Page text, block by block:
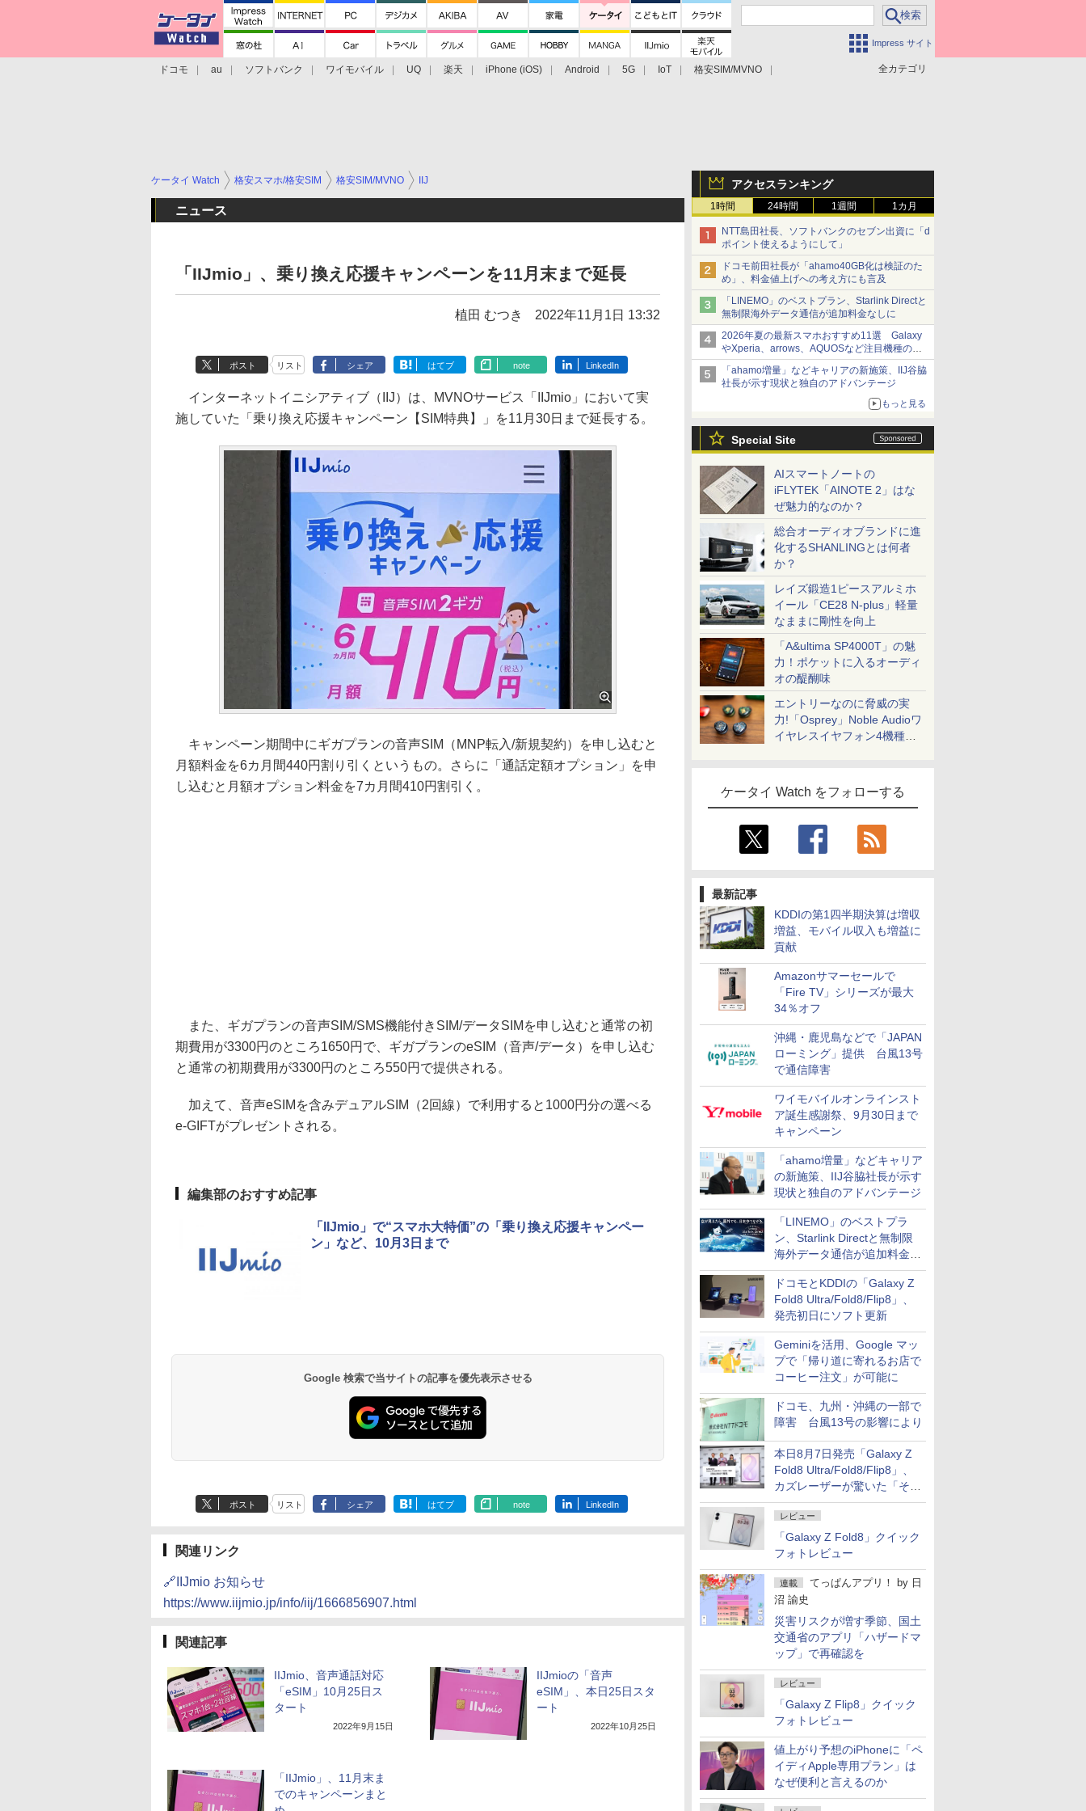
Impress サイト
全カテゴリ
ドコモ au ソフトバンク ワイモバイル UQ 楽天 iPhone (iOS) Android 5G IoT
格安SIM/MVNO
アクセスランキング
1時間 24時間 1週間 1カ月
NTT島田社長、ソフトバンクのセブン出資に「d
ポイント使えるようにして」
ドコモ前田社長が「ahamo40GB化は検証のた
め」、料金値上げへの考え方にも言及
「LINEMO」のベストプラン、Starlink Directと
無制限海外データ通信が追加料金なしに
2026年夏の最新スマホおすすめ11選 Galaxy
やXperia、arrows、AQUOSなど注目機種の特
徴は
「ahamo増量」などキャリアの新施策、IIJ谷脇
社長が示す現状と独自のアドバンテージ
もっと見る
Special Site
AIスマートノートの
iFLYTEK「AINOTE 2」はな
ぜ魅力的なのか？
総合オーディオブランドに進
化するSHANLINGとは何者
か？
レイズ鍛造1ピースアルミホ
イール「CE28 N-plus」軽量
なままに剛性を向上
「A&ultima SP4000T」の魅
力！ポケットに入るオーディ
オの醍醐味
エントリーなのに脅威の実
力!「Osprey」Noble Audioワ
イヤレスイヤフォン4機種を
ケータイ Watch をフォローする
最新記事
KDDIの第1四半期決算は増収
増益、モバイル収入も増益に
貢献
Amazonサマーセールで
「Fire TV」シリーズが最大
34％オフ
沖縄・鹿児島などで「JAPAN
ローミング」提供 台風13号
で通信障害
ワイモバイルオンラインスト
ア誕生感謝祭、9月30日まで
キャンペーン
「ahamo増量」などキャリア
の新施策、IIJ谷脇社長が示す
現状と独自のアドバンテージ
「LINEMO」のベストプラ
ン、Starlink Directと無制限
海外データ通信が追加料金な
しに
ドコモとKDDIの「Galaxy Z
Fold8 Ultra/Fold8/Flip8」、
発売初日にソフト更新
Geminiを活用、Google マッ
プで「帰り道に寄れるお店で
コーヒー注文」が可能に
ドコモ、九州・沖縄の一部で
障害 台風13号の影響により
本日8月7日発売「Galaxy Z
Fold8 Ultra/Fold8/Flip8」、
カズレーザーが驚いた「そば
屋のメニュー並みの薄さ」
レビュー
「Galaxy Z Fold8」クイック
フォトレビュー
連載 てっぱんアプリ！ by 日
沼 諭史
災害リスクが増す季節、国土
交通省のアプリ「ハザードマ
ップ」で再確認を
レビュー
「Galaxy Z Flip8」クイック
フォトレビュー
値上がり予想のiPhoneに「ペ
イディApple専用プラン」は
なぜ便利と言えるのか
ケータイ Watch 格安スマホ/格安SIM 格安SIM/MVNO IIJ
ニュース
「IIJmio」、乗り換え応援キャンペーンを11月末まで延長
植田 むつき 2022年11月1日 13:32
ポスト リスト シェア はてブ note LinkedIn
インターネットイニシアティブ（IIJ）は、MVNOサービス「IIJmio」において実
施していた「乗り換え応援キャンペーン【SIM特典】」を11月30日まで延長する。
キャンペーン期間中にギガプランの音声SIM（MNP転入/新規契約）を申し込むと
月額料金を6カ月間440円割り引くというもの。さらに「通話定額オプション」を申
し込むと月額オプション料金を7カ月間410円割引く。
また、ギガプランの音声SIM/SMS機能付きSIM/データSIMを申し込むと通常の初
期費用が3300円のところ1650円で、ギガプランのeSIM（音声/データ）を申し込む
と通常の初期費用が3300円のところ550円で提供される。
加えて、音声eSIMを含みデュアルSIM（2回線）で利用すると1000円分の選べる
e-GIFTがプレゼントされる。
編集部のおすすめ記事
「IIJmio」で“スマホ大特価”の「乗り換え応援キャンペー
ン」など、10月3日まで
Google 検索で当サイトの記事を優先表示させる
ポスト リスト シェア はてブ note LinkedIn
関連リンク
🔗IIJmio お知らせ
https://www.iijmio.jp/info/iij/1666856907.html
関連記事
IIJmio、音声通話対応
「eSIM」10月25日ス
タート
2022年9月15日
IIJmioの「音声
eSIM」、本日25日スタ
ート
2022年10月25日
「IIJmio」、11月末ま
でのキャンペーンまと